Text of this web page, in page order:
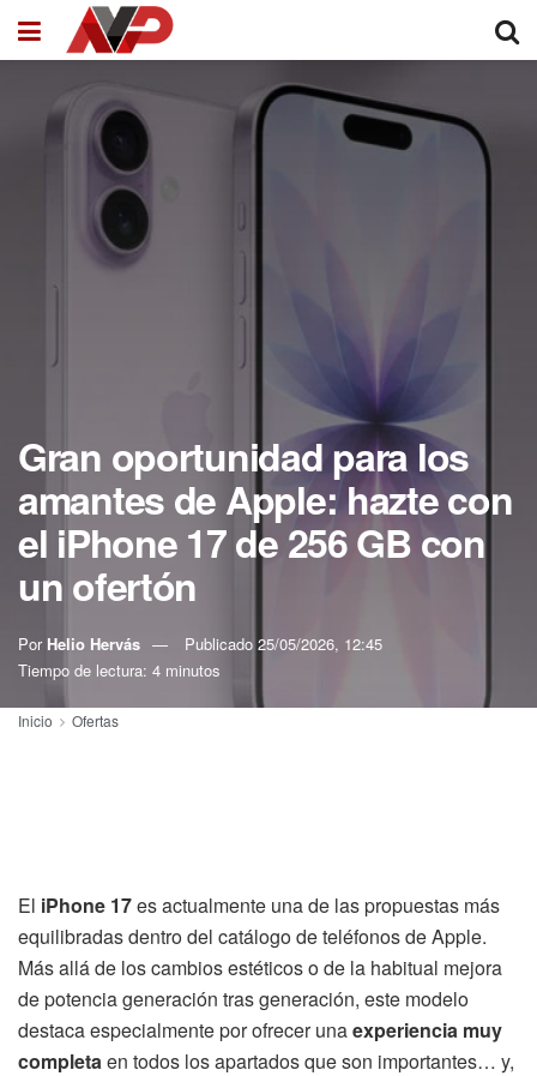
Gran oportunidad para los
amantes de Apple: hazte con
el iPhone 17 de 256 GB con
un ofertón
Por Helio Hervás Publicado 25/05/2026, 12:45
Tiempo de lectura: 4 minutos
Inicio Ofertas
El iPhone 17es actualmente una de las propuestas más
equilibradas dentro del catálogo de teléfonos de Apple.
Más allá de los cambios estéticos o de la habitual mejora
de potencia generación tras generación, este modelo
destaca especialmente por ofrecer unaexperiencia muy
completaen todos los apartados que son importantes… y,